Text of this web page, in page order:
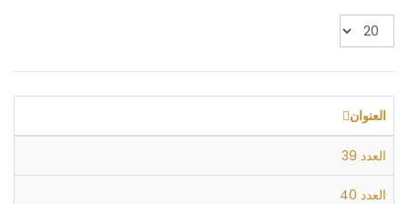
عدد
الإظهارات:
العنوان
العدد 39
العدد 40